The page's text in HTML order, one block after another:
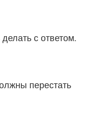
с ответом.
перестать